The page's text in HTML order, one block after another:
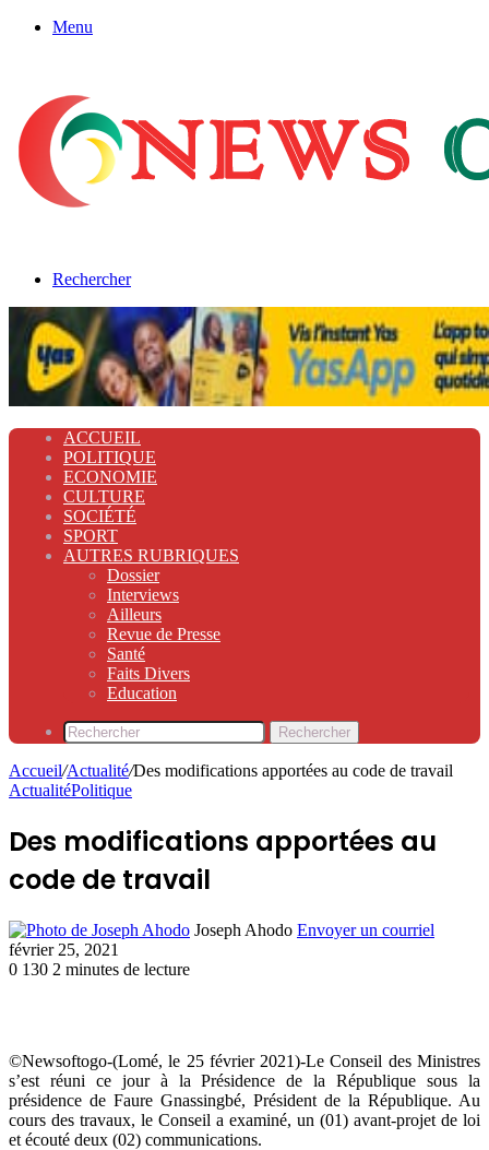
Menu
Rechercher
ACCUEIL
POLITIQUE
ECONOMIE
CULTURE
SOCIÉTÉ
SPORT
AUTRES RUBRIQUES
Dossier
Interviews
Ailleurs
Revue de Presse
Santé
Faits Divers
Education
Rechercher
Accueil/Actualité/Des modifications apportées au code de travail
ActualitéPolitique
Des modifications apportées au
code de travail
Joseph Ahodo Envoyer un courriel
février 25, 2021
0 130 2 minutes de lecture
©Newsoftogo-(Lomé, le 25 février 2021)-Le Conseil des Ministres
s’est réuni ce jour à la Présidence de la République sous la
présidence de Faure Gnassingbé, Président de la République. Au
cours des travaux, le Conseil a examiné, un (01) avant-projet de loi
et écouté deux (02) communications.